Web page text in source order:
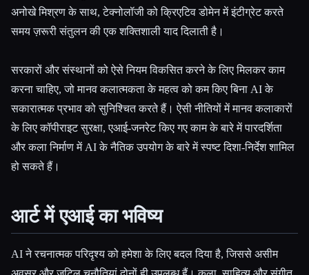
अनोखे मिश्रण के साथ, टेक्नोलॉजी को क्रिएटिव डोमेन में इंटीग्रेट करते
समय ज़रूरी संतुलन की एक शक्तिशाली याद दिलाती है।
सरकारों और संस्थानों को ऐसे नियम विकसित करने के लिए मिलकर काम
करना चाहिए, जो मानव कलात्मकता के महत्व को कम किए बिना AI के
सकारात्मक प्रभाव को सुनिश्चित करते हैं। ऐसी नीतियों में मानव कलाकारों
के लिए कॉपीराइट सुरक्षा, एआई-जनरेट किए गए काम के बारे में पारदर्शिता
और कला निर्माण में AI के नैतिक उपयोग के बारे में स्पष्ट दिशा-निर्देश शामिल
हो सकते हैं।
आर्ट में एआई का भविष्य
AI ने रचनात्मक परिदृश्य को हमेशा के लिए बदल दिया है, जिससे असीम